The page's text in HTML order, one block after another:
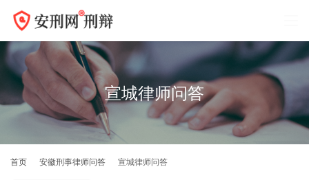
宣城律师问答
首页 安徽刑事律师问答 宣城律师问答